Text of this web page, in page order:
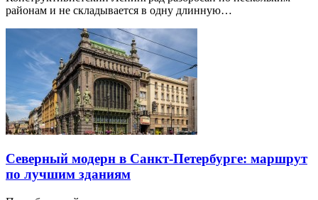
районам и не складывается в одну длинную…
Северный модерн в Санкт-Петербурге: маршрут
по лучшим зданиям